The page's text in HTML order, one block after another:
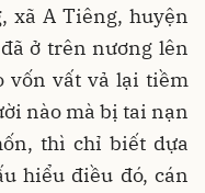
xã A Tiêng, huyện
ở trên nương lên
vốn vất vả lại tiềm
nào mà bị tai nạn
thì chỉ biết dựa
hiểu điều đó, cán